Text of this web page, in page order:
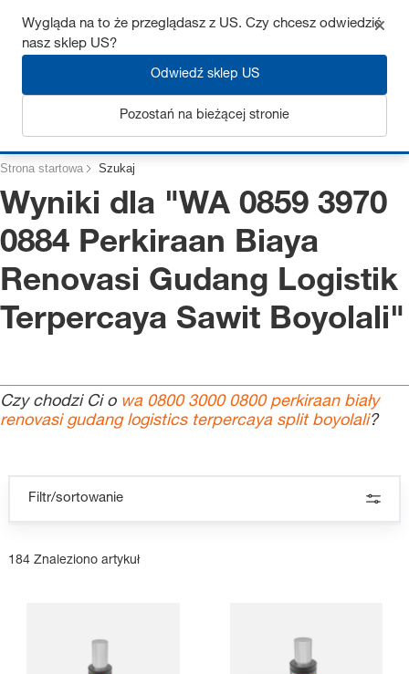
Uzyskaj do 7% zniżki – kliknij tutaj, aby dowiedzieć się więcej
Strona startowa Szukaj
Wyniki dla "WA 0859 3970
0884 Perkiraan Biaya
Renovasi Gudang Logistik
Terpercaya Sawit Boyolali"
Czy chodzi Ci o wa 0800 3000 0800 perkiraan biały
renovasi gudang logistics terpercaya split boyolali?
Filtr/sortowanie
184 Znaleziono artykuł
Wygląda na to że przeglądasz z US. Czy chcesz odwiedzić
nasz sklep US?
Odwiedź sklep US
Pozostań na bieżącej stronie